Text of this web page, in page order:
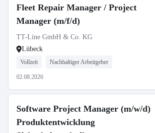
Fleet Repair Manager / Project
Manager (m/f/d)
TT-Line GmbH & Co. KG
Lübeck
Vollzeit Nachhaltiger Arbeitgeber
02.08.2026
Software Project Manager (m/w/d)
Produktentwicklung